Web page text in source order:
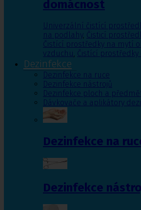
domácnost
Univerzální čistící
na podlahy, Čisticí
Čistící prostředky na mytí
vzduchu, Čistící prostředky
Dezinfekce
Dezinfekce na ruce
Dezinfekce nástrojů
Dezinfekce ploch a
Dávkovače a aplikátory
Dezinfekce na
Dezinfekce